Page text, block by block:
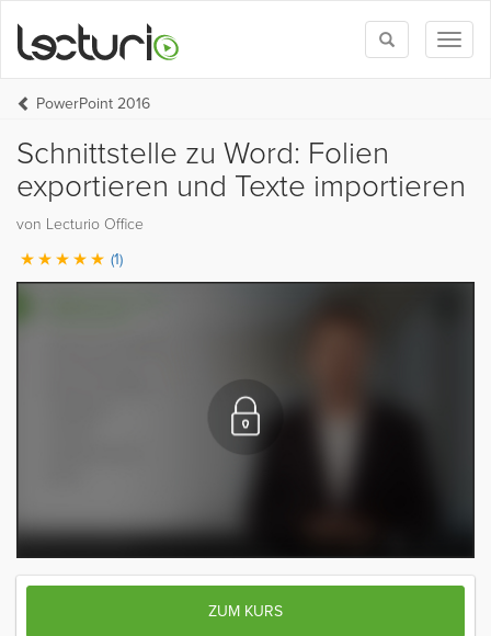
Toggle
search
PowerPoint 2016
Schnittstelle zu Word: Folien
exportieren und Texte importieren
von Lecturio Office
(1)
ZUM KURS